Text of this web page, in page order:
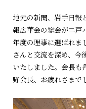
地元の新聞、岩手日報
報広華会の総会が二戸
年度の理事に選ばれま
さんと交流を深め、今
いたしました。会長も
野会長、お疲れさまで